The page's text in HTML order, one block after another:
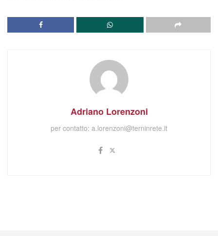
Adriano Lorenzoni
per contatto: a.lorenzoni@terninrete.it